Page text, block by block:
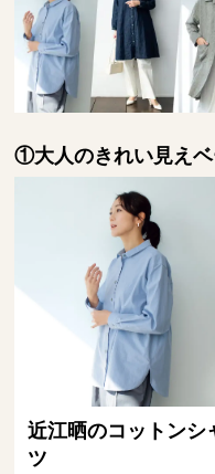
①大人のきれい見えベ
近江晒のコットンシ
ツ